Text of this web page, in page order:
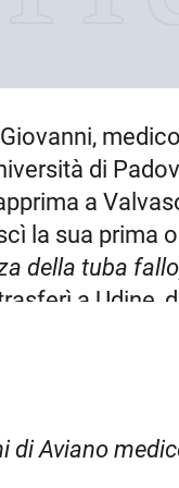
di
a
la sua prima
della tuba
a Udine ,
in cui era
e
Aviano